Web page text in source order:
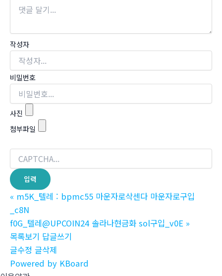
작성자
비밀번호
사진
첨부파일
« m5K_텔레 : bpmc55 마운자로삭센다 마운자로구입
_c8N
f0G_텔레@UPCOIN24 솔라나현금화 sol구입_v0E »
목록보기 답글쓰기
글수정 글삭제
Powered by KBoard